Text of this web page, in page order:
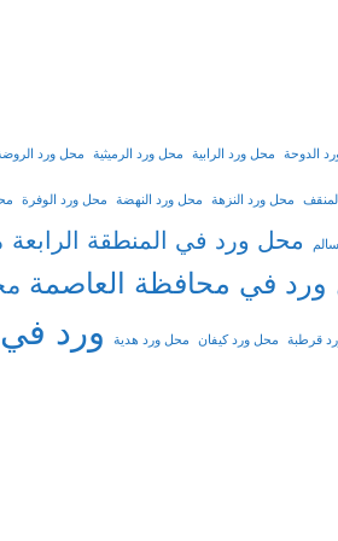
الدوحة محل ورد الرابية محل ورد الرميثية محل ورد
محل ورد النزهة محل ورد النهضة محل ورد الوفرة
محل ورد في المنطقة الرابعة
في محافظة العاصمة
قرطبة محل ورد كيفان محل ورد هدية ورد